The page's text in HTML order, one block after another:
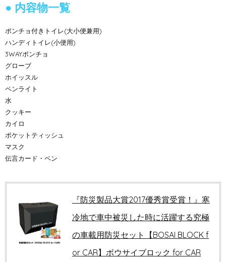
内容物一覧
ポンチョ付きトイレ(大小便兼用)
ハンディトイレ(小便用)
3WAYポンチョ
グローブ
ホイッスル
ペンライト
水
クッキー
カイロ
ポケットティッシュ
マスク
伝言カード・ペン
『防災製品大賞2017優秀賞受賞！』寒
冷地で車中被災した時に活躍する究極
の車載用防災セット【BOSAI BLOCK f
or CAR】ボウサイブロック for CAR